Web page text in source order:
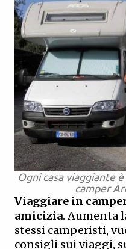
Ogni casa viaggiante
camper
Viaggiare in
amicizia. Aumenta
stessi camperisti,
consigli sui viaggi,